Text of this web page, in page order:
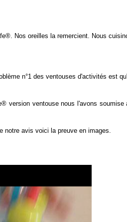
Nos oreilles la remercient. Nous
n°1 des ventouses d'activités est
version ventouse nous l'avons
notre avis voici la preuve en images.